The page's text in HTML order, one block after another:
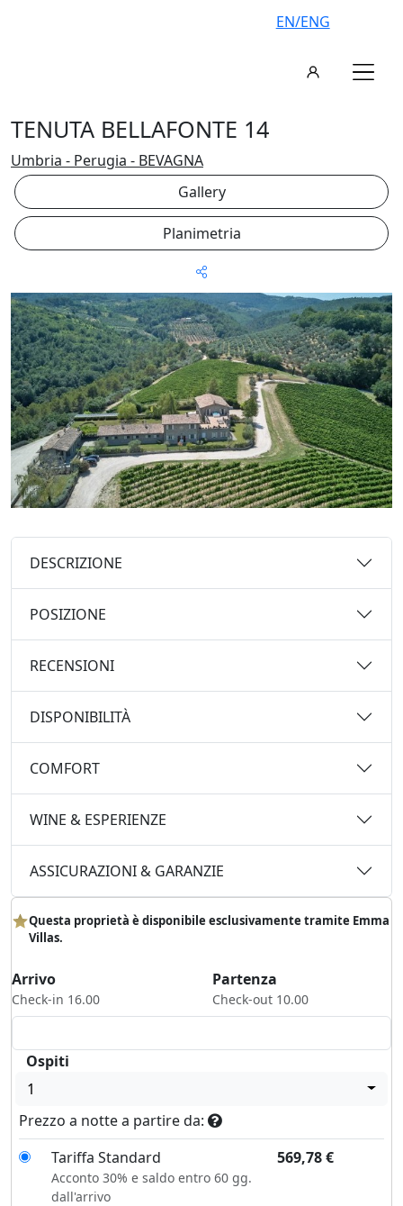
EN/ENG
TENUTA BELLAFONTE 14
Umbria - Perugia - BEVAGNA
Gallery
Planimetria
DESCRIZIONE
POSIZIONE
RECENSIONI
DISPONIBILITÀ
COMFORT
WINE & ESPERIENZE
ASSICURAZIONI & GARANZIE
Questa proprietà è disponibile esclusivamente tramite Emma
Villas.
Arrivo
Check-in 16.00
Partenza
Check-out 10.00
Ospiti
1
Prezzo a notte a partire da:
Tariffa Standard
569,78€
Acconto 30% e saldo entro 60 gg.
dall'arrivo